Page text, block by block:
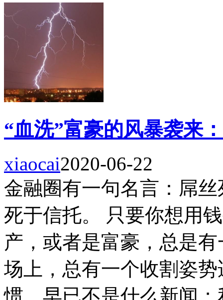
“血洗”富豪的风暴袭来
xiaocai2020-06-22
金融圈有一句名言：屌
死于信托。 只要你想用
产，或者是富豪，总是
场上，总有一个收割姿